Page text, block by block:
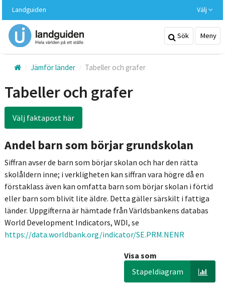
huvudinnehållet
Landguiden Välj
Sök Meny
Jämför länder Tabeller och grafer
Tabeller och grafer
Välj faktapost här
Andel barn som börjar grundskolan
Siffran avser de barn som börjar skolan och har den rätta
skolåldern inne; i verkligheten kan siffran vara högre då en
förstaklass även kan omfatta barn som börjar skolan i förtid
eller barn som blivit lite äldre. Detta gäller särskilt i fattiga
länder. Uppgifterna är hämtade från Världsbankens databas
World Development Indicators, WDI, se
https://data.worldbank.org/indicator/SE.PRM.NENR
Visa som
Stapeldiagram